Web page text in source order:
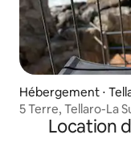
Hébergement ⋅
5 Terre, Tellaro-La
Location